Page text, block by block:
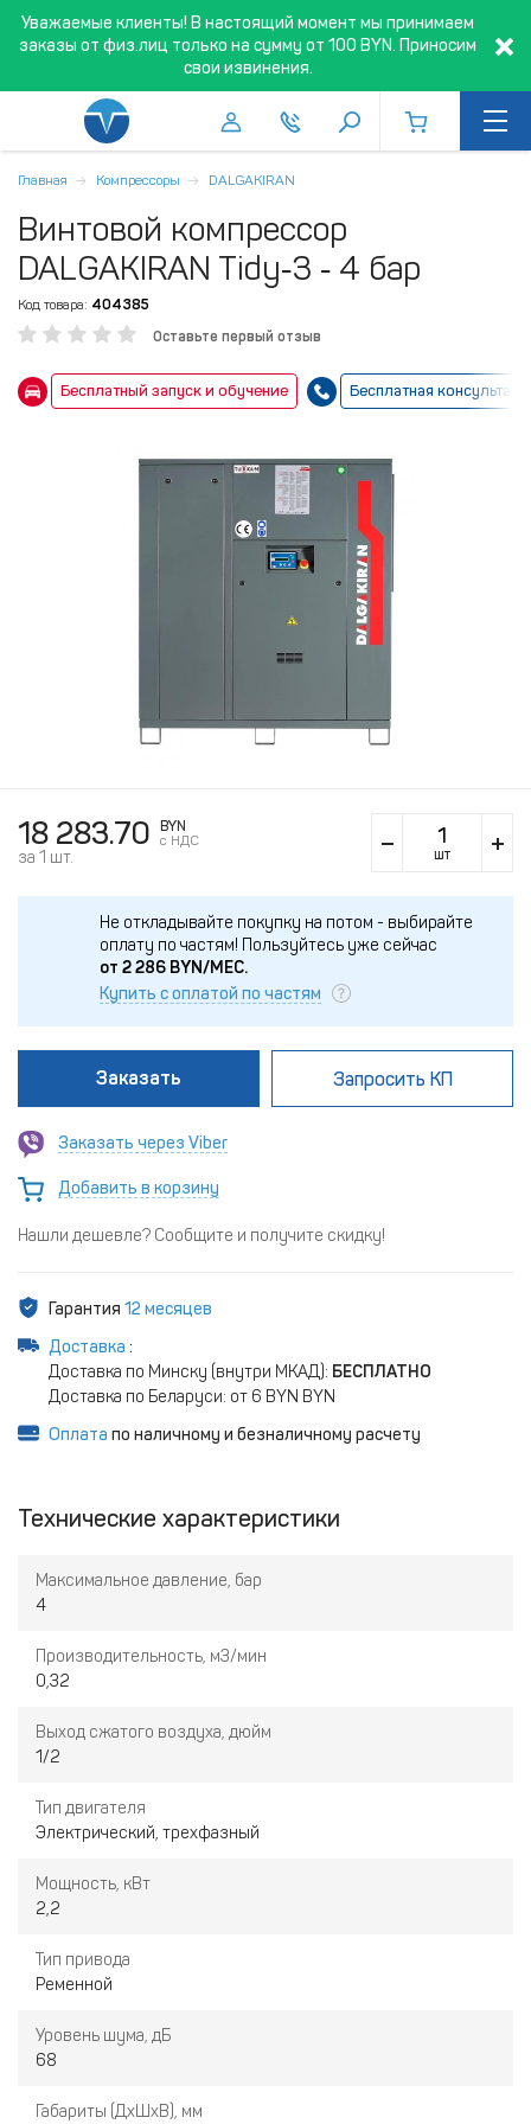
Уважаемые клиенты! В настоящий момент мы принимаем
заказы от физ.лиц только на сумму от 100 BYN. Приносим
свои извинения.
Главная Компрессоры DALGAKIRAN
Винтовой компрессор
DALGAKIRAN Tidy‑3 ‑ 4 бар
Код товара: 404385
Оставьте первый отзыв
Бесплатный запуск и обучение Бесплатная
18 283.70
BYN
c НДС
за 1 шт. шт
Не откладывайте покупку на потом - выбирайте
оплату по частям! Пользуйтесь уже сейчас
от 2 286 BYN/МЕС.
Купить с оплатой по частям
Заказать Запросить КП
Заказать через Viber
Добавить в корзину
Нашли дешевле? Сообщите и получите скидку!
Гарантия 12 месяцев
Доставка :
Доставка по Минску (внутри МКАД): БЕСПЛАТНО
Доставка по Беларуси: от 6 BYN BYN
Оплата по наличному и безналичному расчету
Технические характеристики
Максимальное давление, бар
4
Производительность, м3/мин
0,32
Выход сжатого воздуха, дюйм
1/2
Тип двигателя
Электрический, трехфазный
Мощность, кВт
2,2
Тип привода
Ременной
Уровень шума, дБ
68
Габариты (ДхШхВ), мм